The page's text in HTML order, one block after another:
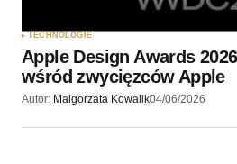
TECHNOLOGIE
Apple Design Awards
wśród zwycięzców Apple
Autor: Malgorzata Kowalik04/06/2026